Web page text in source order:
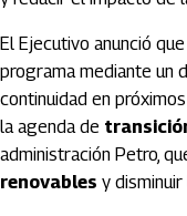
El Ejecutivo anunció
programa mediante un
continuidad en
la agenda de
administración Petro,
renovables y